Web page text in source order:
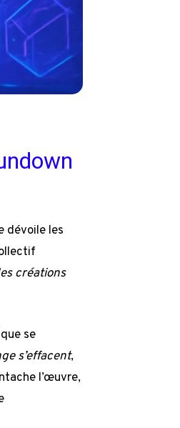
dévoile les
créations
se
s’effacent,
l’œuvre,